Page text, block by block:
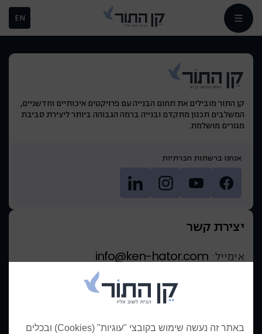
EN
קן התור מובילים את תחום הבנייה עם פרויקטים איכותיים וחדשניים,
המשלבים תכנון מתקדם ובנייה ברמה הגבוהה ביותר ליצירת סביבת
מגורים מושלמת.
אנחנו ברשתות חברתיות
יצירת קשר
אימייל: info@ken-hator.com
פרויקטים בשיווק:*5373
באתר זה נעשה שימוש בקובצי "עוגיות" (Cookies) ובכלים